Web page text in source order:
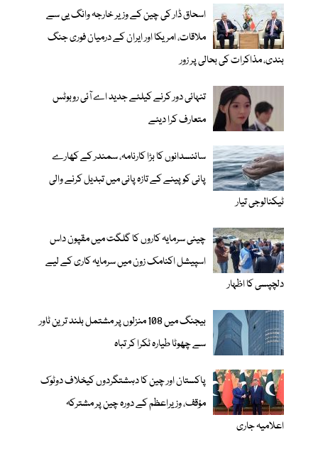
اسحاق ڈار کی چین کے وزیر خارجہ وانگ یی سے
ملاقات، امریکا اور ایران کے درمیان فوری جنگ
بندی، مذاکرات کی بحالی پر زور
تنہائی دور کرنے کیلئے جدید اے آئی روبوٹس
متعارف کرا دیئے
سائنسدانوں کا بڑا کارنامہ، سمندر کے کھارے
پانی کو پینے کے تازہ پانی میں تبدیل کرنے والی
ٹیکنالوجی تیار
چینی سرمایہ کاروں کا گلگت میں مقپون داس
اسپیشل اکنامک زون میں سرمایہ کاری کے لیے
دلچپسی کا اظہار
بیجنگ میں 108 منزلوں پر مشتمل بلند ترین ٹاور
سے چھوٹا طیارہ ٹکرا کر تباہ
پاکستان اور چین کا دہشتگردوں کیخلاف دوٹوک
مؤقف، وزیراعظم کے دورہ چین پر مشترکہ
اعلامیہ جاری